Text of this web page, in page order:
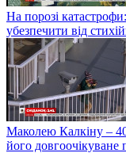
На порозі
убезпечити від
Маколею Калкіну –
його